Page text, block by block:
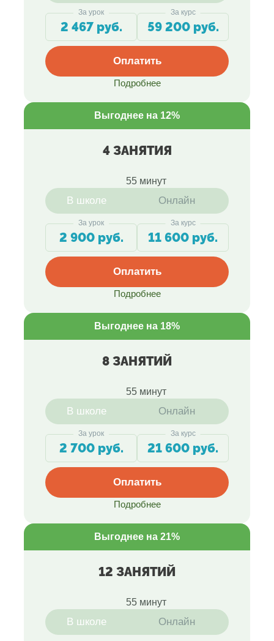
За урок
2 467 руб.
За курс
59 200 руб.
Оплатить
Подробнее
Выгоднее на 12%
4 ЗАНЯТИЯ
55 минут
В школе Онлайн
За урок
2 900 руб.
За курс
11 600 руб.
Оплатить
Подробнее
Выгоднее на 18%
8 ЗАНЯТИЙ
55 минут
В школе Онлайн
За урок
2 700 руб.
За курс
21 600 руб.
Оплатить
Подробнее
Выгоднее на 21%
12 ЗАНЯТИЙ
55 минут
В школе Онлайн